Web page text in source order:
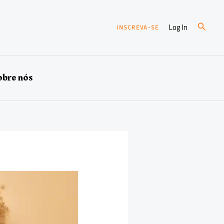
INSCREVA-SE Log In
nós